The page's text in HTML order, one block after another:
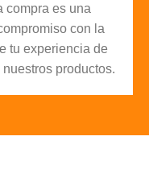
compra es una
con la
tu experiencia de
productos.